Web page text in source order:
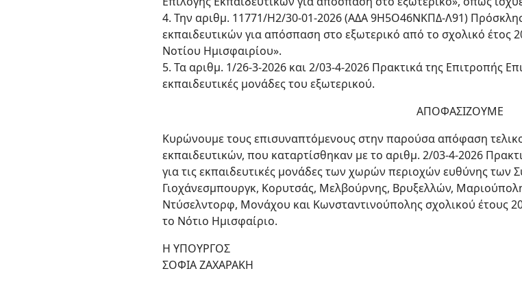
4. Την αριθμ. 11771/Η2/30-01-2026 (ΑΔΑ 9Η5Ο46ΝΚΠΔ-Λ91)
εκπαιδευτικών για απόσπαση στο εξωτερικό από το σχολικό έτος
Νοτίου Ημισφαιρίου».
5. Τα αριθμ. 1/26-3-2026 και 2/03-4-2026 Πρακτικά της Επιτροπής
εκπαιδευτικές μονάδες του εξωτερικού.
ΑΠΟΦΑΣΙΖΟΥΜΕ
Κυρώνουμε τους επισυναπτόμενους στην παρούσα απόφαση
εκπαιδευτικών, που καταρτίσθηκαν με το αριθμ. 2/03-4-2026
για τις εκπαιδευτικές μονάδες των χωρών περιοχών ευθύνης των
Γιοχάνεσμπουργκ, Κορυτσάς, Μελβούρνης, Βρυξελλών,
Ντύσελντορφ, Μονάχου και Κωνσταντινούπολης σχολικού έτους
το Νότιο Ημισφαίριο.
Η ΥΠΟΥΡΓΟΣ
ΣΟΦΙΑ ΖΑΧΑΡΑΚΗ